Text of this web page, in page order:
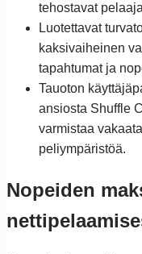
tehostavat
Luotettavat
kaksivaiheinen
tapahtumat ja
Tauoton
ansiosta Shuffle
varmistaa
peliympäristöä.
Nopeiden